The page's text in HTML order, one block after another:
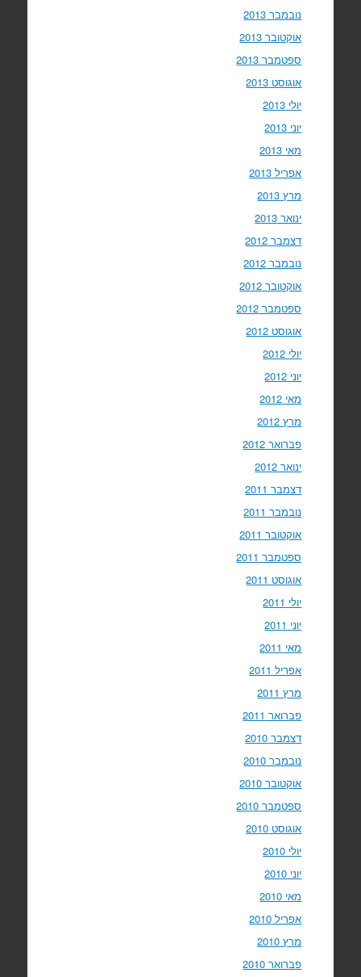
נובמבר 2013
אוקטובר 2013
ספטמבר 2013
אוגוסט 2013
יולי 2013
יוני 2013
מאי 2013
אפריל 2013
מרץ 2013
ינואר 2013
דצמבר 2012
נובמבר 2012
אוקטובר 2012
ספטמבר 2012
אוגוסט 2012
יולי 2012
יוני 2012
מאי 2012
מרץ 2012
פברואר 2012
ינואר 2012
דצמבר 2011
נובמבר 2011
אוקטובר 2011
ספטמבר 2011
אוגוסט 2011
יולי 2011
יוני 2011
מאי 2011
אפריל 2011
מרץ 2011
פברואר 2011
דצמבר 2010
נובמבר 2010
אוקטובר 2010
ספטמבר 2010
אוגוסט 2010
יולי 2010
יוני 2010
מאי 2010
אפריל 2010
מרץ 2010
פברואר 2010